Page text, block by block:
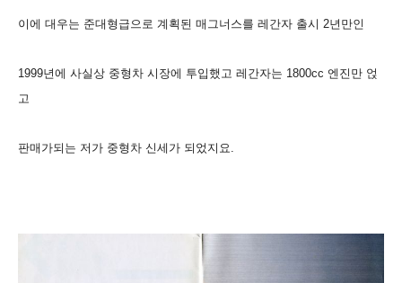
이에 대우는 준대형급으로 계획된 매그너스를 레간자 출시 2년만인
1999년에 사실상 중형차 시장에 투입했고 레간자는 1800cc 엔진만 얹
고
판매가되는 저가 중형차 신세가 되었지요.